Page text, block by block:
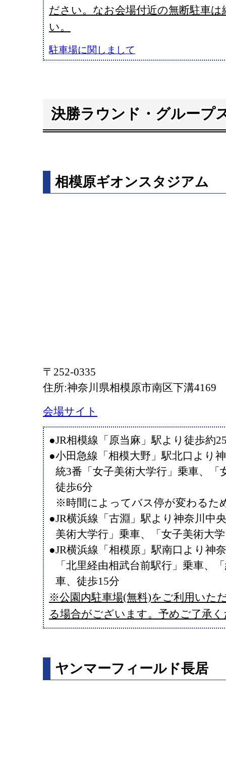
ださい。なお会場付近の無断駐車
い。
駐車場に関しまして
決勝ラウンド・グループ
相模原ギオンスタジアム
〒252-0335
住所:神奈川県相模原市南区下溝4169
会場サイト
●JR相模線「原当麻」駅より徒歩約
●小田急線「相模大野」駅北口より
統3番「女子美術大学行」乗車、「
徒歩6分
※時間によってバス停が変わるた
●JR横浜線「古淵」駅より神奈川中
美術大学行」乗車、「女子美術大
●JR横浜線「相模原」駅南口より神
「北里経由相武台前駅行」乗車、
車、徒歩15分
※公園内駐車場(無料)をご利用いた
る場合がございます。予めご了承
ヤンマーフィールド長居